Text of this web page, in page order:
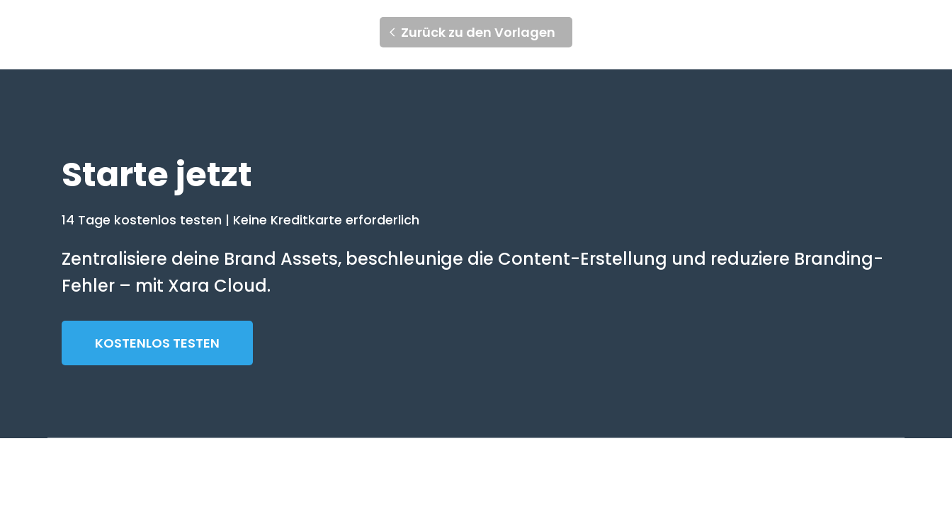
Zurück zu den Vorlagen
Starte jetzt
14 Tage kostenlos testen | Keine Kreditkarte erforderlich
Zentralisiere deine Brand Assets, beschleunige die Content-Erstellung und reduziere Branding-
Fehler – mit Xara Cloud.
KOSTENLOS TESTEN